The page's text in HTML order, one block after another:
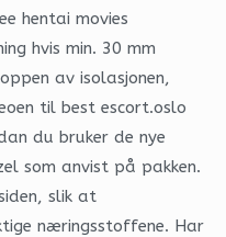
hentai movies
hvis min. 30 mm
av isolasjonen,
til best escort.oslo
du bruker de nye
som anvist på pakken.
slik at
næringsstoffene. Har